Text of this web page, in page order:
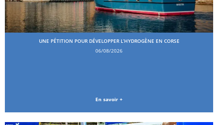
UNE PÉTITION POUR DÉVELOPPER L’HYDROGÈNE EN CORSE
06/08/2026
En savoir +